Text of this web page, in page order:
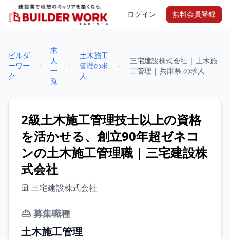
ログイン 無料会員登録
ビルダ
ーワー
ク
求
人
一
覧
土木施工
管理の求
人
三宅建設株式会社 | 土木施
工管理 | 兵庫県 の求人
2級土木施工管理技士以上の資格
を活かせる、創立90年超ゼネコ
ンの土木施工管理職 | 三宅建設株
式会社
三宅建設株式会社
募集職種
土木施工管理